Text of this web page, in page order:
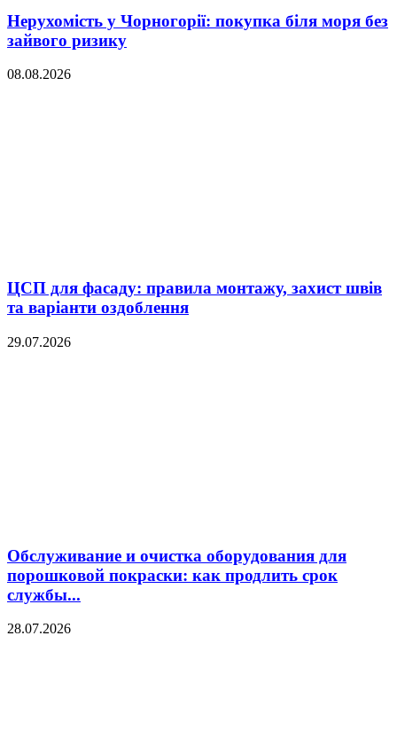
Нерухомість у Чорногорії: покупка біля моря без
зайвого ризику
08.08.2026
ЦСП для фасаду: правила монтажу, захист швів
та варіанти оздоблення
29.07.2026
Обслуживание и очистка оборудования для
порошковой покраски: как продлить срок
службы...
28.07.2026